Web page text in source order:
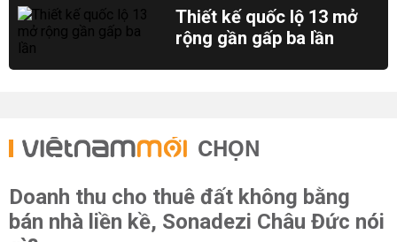
Thiết kế quốc lộ 13 mở
rộng gần gấp ba lần
CHỌN
Doanh thu cho thuê đất không bằng
bán nhà liền kề, Sonadezi Châu Đức nói